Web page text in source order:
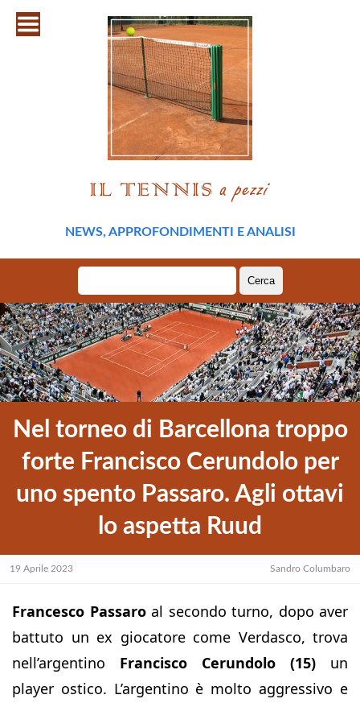
NEWS, APPROFONDIMENTI E ANALISI
per:
Nel torneo di Barcellona troppo
forte Francisco Cerundolo per
uno spento Passaro. Agli ottavi
lo aspetta Ruud
19 Aprile 2023 Sandro Columbaro
Francesco Passaroal secondo turno, dopo aver
battuto un ex giocatore come Verdasco, trova
nell’argentino Francisco Cerundolo (15) un
player ostico. L’argentino è molto aggressivo e